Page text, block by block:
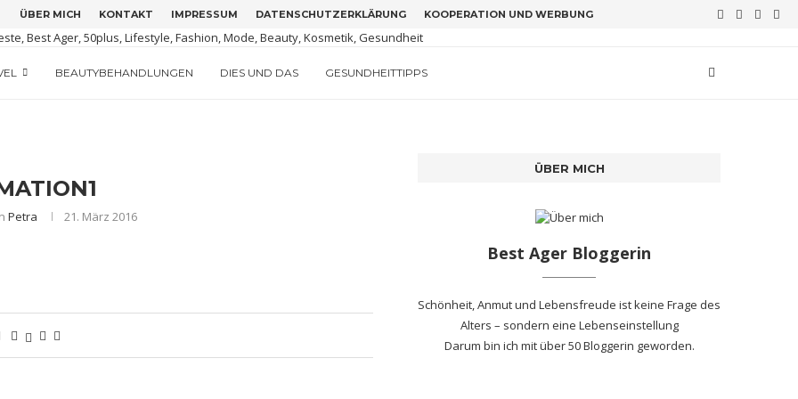
GRÜNEN IRLAND
ÜBER MICH KONTAKT IMPRESSUM DATENSCHUTZERKLÄRUNG KOOPERATION UND WERBUNG
BEAUTYBEHANDLUNGEN DIES UND DAS GESUNDHEITTIPPS
Petra 21. März 2016
ÜBER MICH
Best Ager Bloggerin
Schönheit, Anmut und Lebensfreude ist keine Frage des
Alters – sondern eine Lebenseinstellung
Darum bin ich mitüber 50 Bloggerin geworden.